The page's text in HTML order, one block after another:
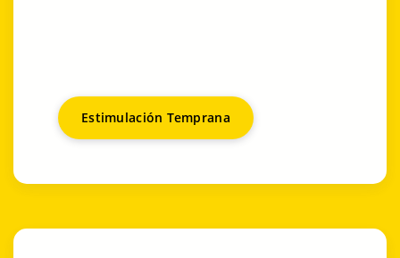
Estimulación Temprana